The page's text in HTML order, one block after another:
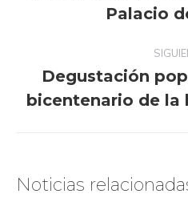
Palacio
Degustación
bicentenario de la
Noticias